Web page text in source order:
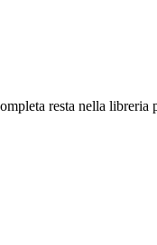
resta nella libreria